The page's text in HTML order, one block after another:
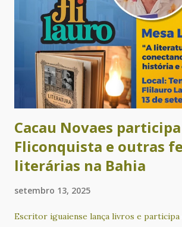
autora deste livro? Paula Anália Anias é
pesquisadora do tema e escreveu o texto
livro. Em entrevista ao site G1 ela disse
Dona Nenzinha: “Fizemos um álbum
aluno devia encontrar um patrimônio
tombado em seu município. Aí
Cacau Novaes
Fliconquista e outras
literárias na Bahia
setembro 13, 2025
Escritor iguaiense lança livros e participa